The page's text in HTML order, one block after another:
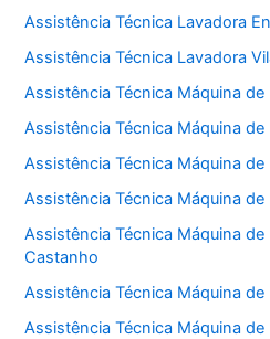
Assistência Técnica Lavadora
Assistência Técnica Lavadora
Assistência Técnica Máquina
Assistência Técnica Máquina de
Assistência Técnica Máquina de
Assistência Técnica Máquina de
Assistência Técnica Máquina
Castanho
Assistência Técnica Máquina de
Assistência Técnica Máquina de